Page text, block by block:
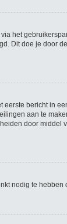
het
Dit doe je
bericht in
aan te
door
nodig te